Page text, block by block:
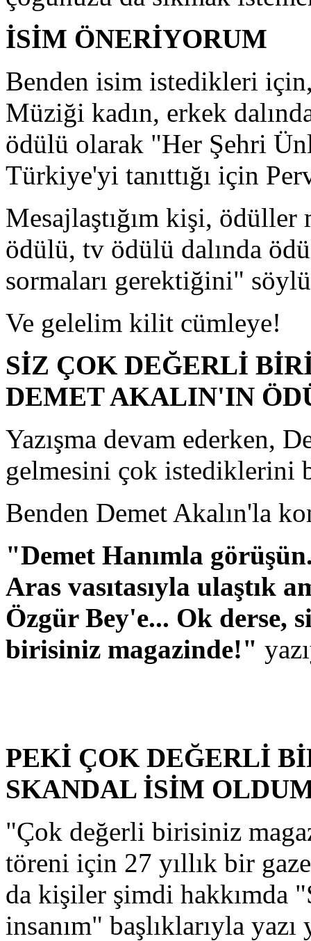
İSİM ÖNERİYORUM
Benden isim istedikleri
Müziği kadın, erkek
ödülü olarak "Her Şehri
Türkiye'yi tanıttığı için
Mesajlaştığım kişi,
ödülü, tv ödülü dalında
sormaları gerektiğini"
Ve gelelim kilit cümleye!
SİZ ÇOK DEĞERLİ
DEMET AKALIN'IN
Yazışma devam ederken,
gelmesini çok
Benden Demet Akalın'la
"Demet Hanımla
Aras vasıtasıyla ulaştık
Özgür Bey'e... Ok derse,
birisiniz magazinde!"
PEKİ ÇOK DEĞERLİ
SKANDAL İSİM
"Çok değerli birisiniz
töreni için 27 yıllık bir
da kişiler şimdi hakkımda
insanım" başlıklarıyla yazı